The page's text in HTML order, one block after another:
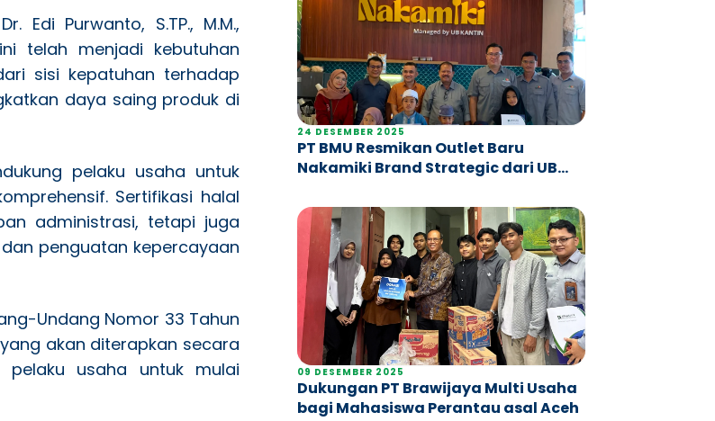
Edi Purwanto, S.TP., M.M.,
telah menjadi kebutuhan
sisi kepatuhan terhadap
daya saing produk di
pelaku usaha untuk
Sertifikasi halal
administrasi, tetapi juga
penguatan kepercayaan
Undang Nomor 33 Tahun
akan diterapkan secara
usaha untuk mulai
24 DESEMBER 2025
PT BMU Resmikan Outlet Baru
Nakamiki Brand Strategic dari UB
09 DESEMBER 2025
Dukungan PT Brawijaya Multi Usaha
bagi Mahasiswa Perantau asal Aceh